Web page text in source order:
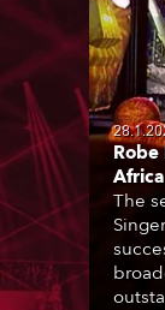
Robe
Africa
The